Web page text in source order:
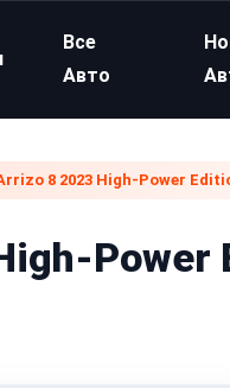
Все
Авто
8 2023 High-Power
Power